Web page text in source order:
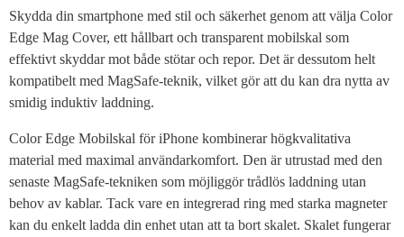
Skydda din smartphone med stil och säkerhet genom att välja Color
Edge Mag Cover, ett hållbart och transparent mobilskal som
effektivt skyddar mot både stötar och repor. Det är dessutom helt
kompatibelt med MagSafe-teknik, vilket gör att du kan dra nytta av
smidig induktiv laddning.
Color Edge Mobilskal för iPhone kombinerar högkvalitativa
material med maximal användarkomfort. Den är utrustad med den
senaste MagSafe-tekniken som möjliggör trådlös laddning utan
behov av kablar. Tack vare en integrerad ring med starka magneter
kan du enkelt ladda din enhet utan att ta bort skalet. Skalet fungerar